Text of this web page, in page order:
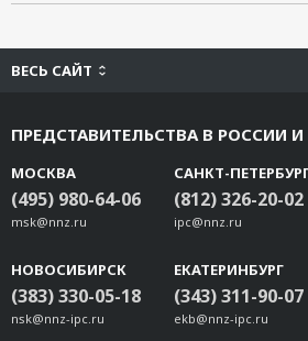
ВЕСЬ САЙТ
ПРЕДСТАВИТЕЛЬСТВА В РОССИИ И
МОСКВА
(495) 980-64-06
msk@nnz.ru
САНКТ-
(812) 326-20-02
ipc@nnz.ru
НОВОСИБИРСК
(383) 330-05-18
nsk@nnz-ipc.ru
ЕКАТЕРИНБУРГ
(343) 311-90-07
ekb@nnz-ipc.ru